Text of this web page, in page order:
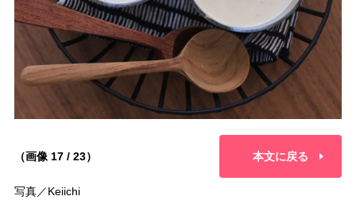
（画像 17 / 23） 本文に戻る
写真／Keiichi